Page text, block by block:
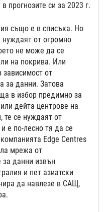
прогнозите си за 2023 г.
също е в списъка. Но
нуждаят от огромно
не може да се
на покрива. Или
от
за данни. Затова
в избор предимно за
дейта центрове на
те се нуждаят от
е по-лесно тя да се
Edge Centres
мрежа от
за данни извън
и пет азиатски
да навлезе в САЩ,